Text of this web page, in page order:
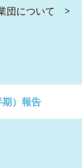
団について >
）報告